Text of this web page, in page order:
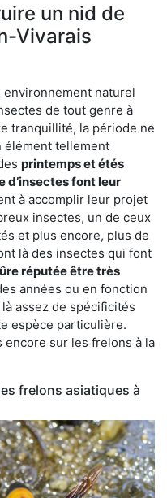
un nid de
Vivarais
environnement naturel
de tout genre à
tranquillité, la période ne
élément tellement
printemps et étés
d’insectes font leur
à accomplir leur projet
insectes, un de ceux
et plus encore, plus de
là des insectes qui font
réputée être très
années ou en fonction
assez de spécificités
espèce particulière.
encore sur les frelons à la
frelons asiatiques à